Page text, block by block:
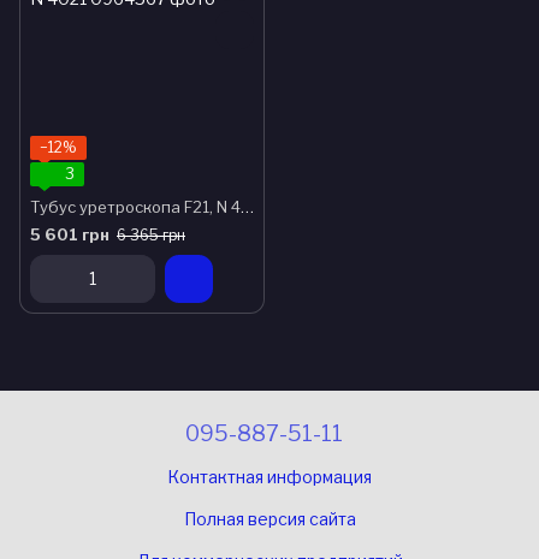
−12%
3
Тубус уретроскопа F21, N 4021
5 601 грн 6 365 грн
095-887-51-11
Контактная информация
Полная версия сайта